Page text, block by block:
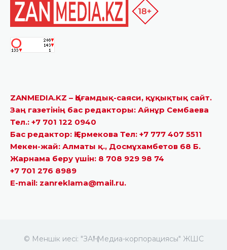
ZANMEDIA.KZ – Қоғамдық-саяси, құқықтық сайт.
Заң газетінің бас редакторы: Айнұр Сембаева
Тел.: +7 701 122 0940
Бас редактор: Қ.Ермекова Тел: +7 777 407 5511
Мекен-жай: Алматы қ., Досмұхамбетов 68 Б.
Жарнама беру үшін: 8 708 929 98 74
+7 701 276 8989
E-mail: zanreklama@mail.ru.
© Меншік иесі: "ЗАҢ" Медиа-корпорациясы" ЖШС